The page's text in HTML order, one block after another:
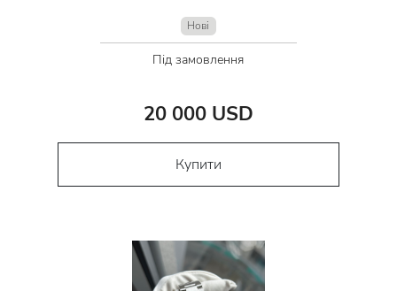
Нові
Під замовлення
20 000 USD
Купити